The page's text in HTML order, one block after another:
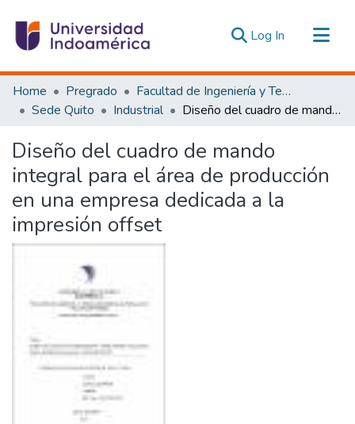
Log In (current)
Communities & Collections
All of DSpace
Estadísticas Externas
Home Pregrado
Facultad de Ingeniería y Tecnologías de la Información y la Comunicación
Sede Quito
Industrial Diseño del cuadro de mando integral para el área de producción en una empresa dedicada a la impresión offset
Diseño del cuadro de mando
integral para el área de producción
en una empresa dedicada a la
impresión offset